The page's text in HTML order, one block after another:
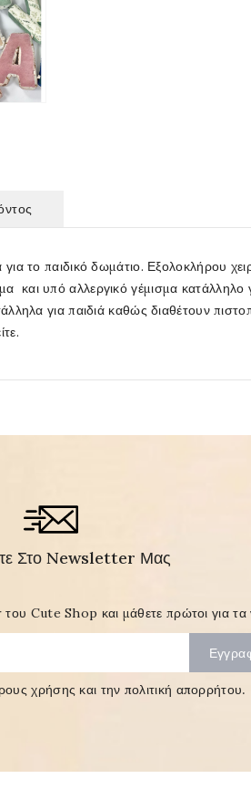
για το παιδικό δωμάτιο. Εξολοκλήρου
υπό αλλεργικό γέμισμα κατάλληλο
για παιδιά καθώς διαθέτουν
Στο Newsletter Μας
Cute Shop και μάθετε πρώτοι για τα
χρήσης και την πολιτική απορρήτου.